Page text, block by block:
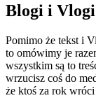
Blogi i Vlogi
Pomimo że tekst i
to omówimy je
wszystkim są to
wrzucisz coś do
że ktoś za rok